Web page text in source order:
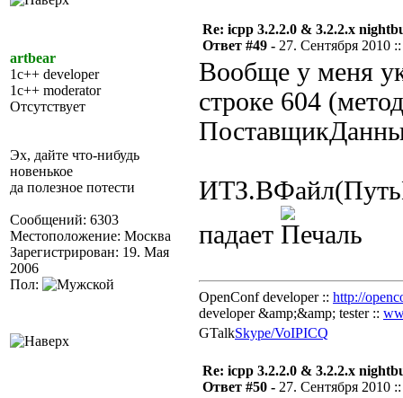
artbear
1c++ developer
1c++ moderator
Отсутствует
Эх, дайте что-нибудь
новенькое
да полезное потести
Сообщений: 6303
Местоположение: Москва
Зарегистрирован: 19. Мая
2006
Пол:
Re: icpp 3.2.2.0 & 3.2.2.x
Ответ #49 - 27. Сентября 2010
Вообще у меня
строке 604
падает
OpenConf developer :: http://
developer &amp;&amp; tester ::
GTalkSkype/VoIPICQ
Re: icpp 3.2.2.0 & 3.2.2.x
Ответ #50 - 27. Сентября 2010